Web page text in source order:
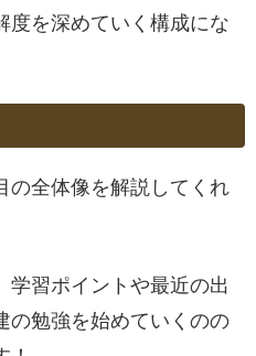
度を深めていく構成にな
の全体像を解説してくれ
学習ポイントや最近の出
の勉強を始めていくのの